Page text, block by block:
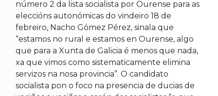
número 2 da lista socialista por Ourense para as
eleccións autonómicas do vindeiro 18 de
febreiro, Nacho Gómez Pérez, sinala que
“estamos no rural e estamos en Ourense, algo
que para a Xunta de Galicia é menos que nada,
xa que vimos como sistematicamente elimina
servizos na nosa provincia”. O candidato
socialista pon o foco na presencia de ducias de